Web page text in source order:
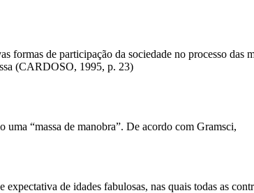
de participação da sociedade no processo das
(CARDOSO, 1995, p. 23)
uma “massa de manobra”. De acordo com Gramsci,
de idades fabulosas, nas quais todas as